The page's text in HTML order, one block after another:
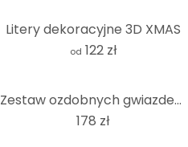
Litery dekoracyjne 3D XMAS
od 122 zł
Zestaw ozdobnych gwiazdek 3D z literami (4 sztuki)
178 zł